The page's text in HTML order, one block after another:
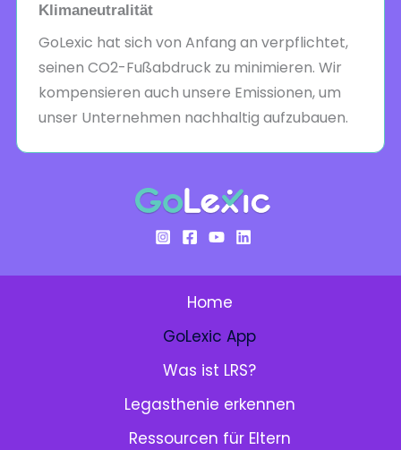
Klimaneutralität
GoLexic hat sich von Anfang an verpflichtet,
seinen CO2-Fußabdruck zu minimieren. Wir
kompensieren auch unsere Emissionen, um
unser Unternehmen nachhaltig aufzubauen.
Home
GoLexic App
Was ist LRS?
Legasthenie erkennen
Ressourcen für Eltern